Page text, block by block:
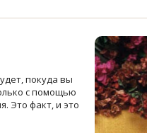
покуда вы
с помощью
Это факт, и это